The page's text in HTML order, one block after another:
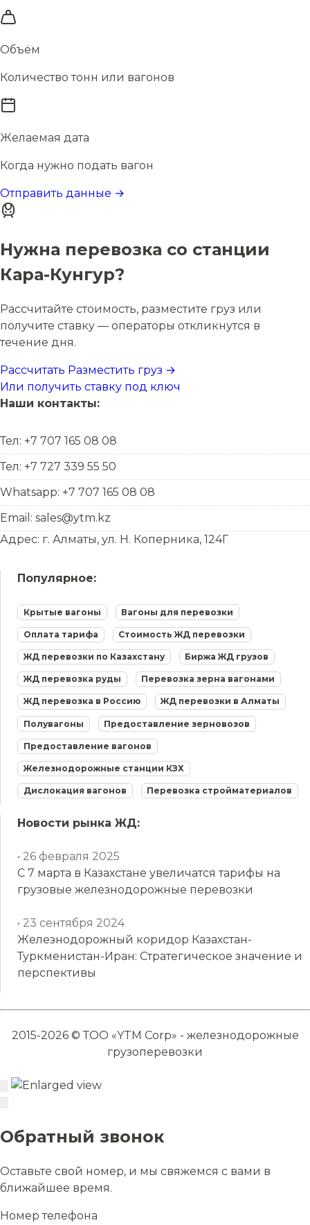
Объём
Количество тонн или вагонов
Желаемая дата
Когда нужно подать вагон
Отправить данные →
Нужна перевозка со станции
Кара-Кунгур?
Рассчитайте стоимость, разместите груз или
получите ставку — операторы откликнутся в
течение дня.
Рассчитать Разместить груз →
Или получить ставку под ключ
Наши контакты:
Тел: +7 707 165 08 08
Тел: +7 727 339 55 50
Whatsapp: +7 707 165 08 08
Email: sales@ytm.kz
Адрес: г. Алматы, ул. Н. Коперника, 124Г
Популярное:
Крытые вагоны Вагоны для перевозки
Оплата тарифа Стоимость ЖД перевозки
ЖД перевозки по Казахстану Биржа ЖД грузов
ЖД перевозка руды Перевозка зерна вагонами
ЖД перевозка в Россию ЖД перевозки в Алматы
Полувагоны Предоставление зерновозов
Предоставление вагонов
Железнодорожные станции КЗХ
Дислокация вагонов Перевозка стройматериалов
Новости рынка ЖД:
• 26 февраля 2025
С 7 марта в Казахстане увеличатся тарифы на
грузовые железнодорожные перевозки
• 23 сентября 2024
Железнодорожный коридор Казахстан-
Туркменистан-Иран: Стратегическое значение и
перспективы
2015-2026 © ТОО «YTM Corp» - железнодорожные
грузоперевозки
Обратный звонок
Оставьте свой номер, и мы свяжемся с вами в
ближайшее время.
Номер телефона